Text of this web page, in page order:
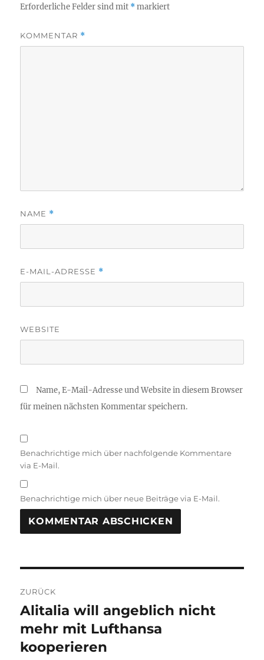
Erforderliche Felder sind mit *markiert
KOMMENTAR *
NAME *
E-MAIL-ADRESSE *
WEBSITE
Name, E-Mail-Adresse und Website in diesem Browser
für meinen nächsten Kommentar speichern.
Benachrichtige mich über nachfolgende Kommentare
via E-Mail.
Benachrichtige mich über neue Beiträge via E-Mail.
ZURÜCK
Vorheriger
Beitrag:
Alitalia will angeblich nicht
mehr mit Lufthansa
kooperieren